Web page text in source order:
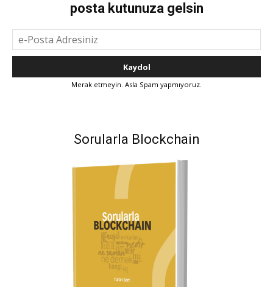
posta kutunuza gelsin
Merak etmeyin. Asla Spam yapmıyoruz.
Sorularla Blockchain